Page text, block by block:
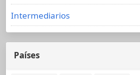
Intermediarios
Países